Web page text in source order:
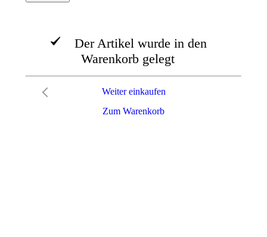
Der Artikel wurde in den
Warenkorb gelegt
Zum Warenkorb
Weiter einkaufen